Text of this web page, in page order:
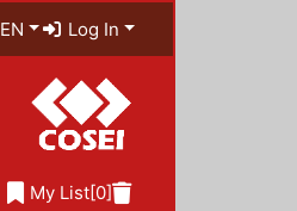
EN Log In
My List[0]